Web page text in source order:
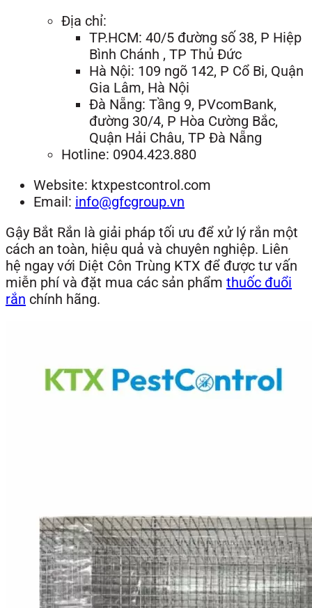
Địa chỉ:
TP.HCM: 40/5 đường số 38, P Hiệp
Bình Chánh , TP Thủ Đức
Hà Nội: 109 ngõ 142, P Cổ Bi, Quận
Gia Lâm, Hà Nội
Đà Nẵng: Tầng 9, PVcomBank,
đường 30/4, P Hòa Cường Bắc,
Quận Hải Châu, TP Đà Nẵng
Hotline: 0904.423.880
Website: ktxpestcontrol.com
Email: info@gfcgroup.vn
Gậy Bắt Rắn là giải pháp tối ưu để xử lý rắn một
cách an toàn, hiệu quả và chuyên nghiệp. Liên
hệ ngay với Diệt Côn Trùng KTX để được tư vấn
miễn phí và đặt mua các sản phẩm thuốc đuổi
rắn chính hãng.